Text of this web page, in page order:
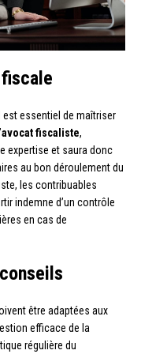
essentiel de maîtriser
avocat fiscaliste,
expertise et saura donc
au bon déroulement du
les contribuables
indemne d’un contrôle
en cas de
être adaptées aux
efficace de la
régulière du